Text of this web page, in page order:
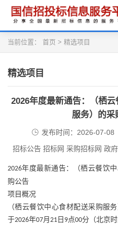
当前位置： 首页 > 精选项目
精选项目
2026年度最新通告：（栖
服务）的采
发布时间：2026-07-08
招标公告 招标网 采购招标网 政
2026年度最新通告：（栖云餐饮
购公告
项目概况
（栖云餐饮中心食材配送采购服
于2026年07月 21 日 9点00分（北京